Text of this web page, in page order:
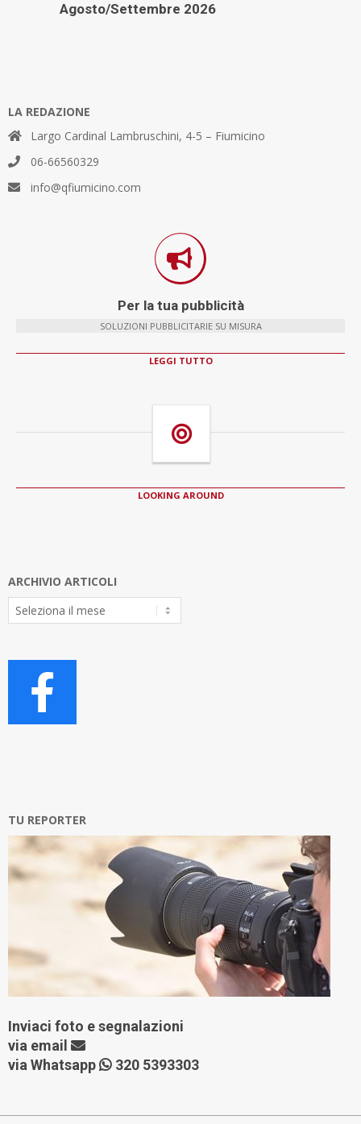
Agosto/Settembre 2026
LA REDAZIONE
Largo Cardinal Lambruschini, 4-5 – Fiumicino
06-66560329
info@qfiumicino.com
Per la tua pubblicità
SOLUZIONI PUBBLICITARIE SU MISURA
LEGGI TUTTO
LOOKING AROUND
ARCHIVIO ARTICOLI
Archivio
Articoli
TU REPORTER
Inviaci foto e segnalazioni
via email
via Whatsapp
320 5393303